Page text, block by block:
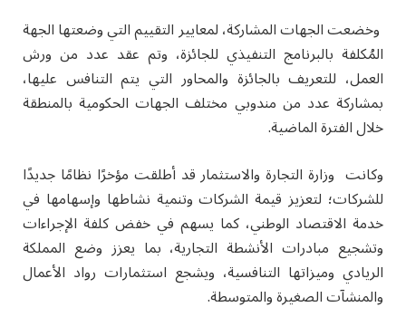
وخضعت الجهات المشاركة، لمعايير التقييم التي وضعتها الجهة
المُكلفة بالبرنامج التنفيذي للجائزة، وتم عقد عدد من ورش
العمل، للتعريف بالجائزة والمحاور التي يتم التنافس عليها،
بمشاركة عدد من مندوبي مختلف الجهات الحكومية بالمنطقة
خلال الفترة الماضية.
وكانت وزارة التجارة والاستثمار قد أطلقت مؤخرًا نظامًا جديدًا
للشركات؛ لتعزيز قيمة الشركات وتنمية نشاطها وإسهامها في
خدمة الاقتصاد الوطني، كما يسهم في خفض كلفة الإجراءات
وتشجيع مبادرات الأنشطة التجارية، بما يعزز وضع المملكة
الريادي وميزاتها التنافسية، ويشجع استثمارات رواد الأعمال
والمنشآت الصغيرة والمتوسطة.